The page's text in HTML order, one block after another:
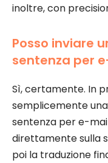
inoltre, con
Posso inviare
sentenza per
Sì, certamente. In
semplicemente
sentenza per e-
direttamente sulla
poi la traduzione